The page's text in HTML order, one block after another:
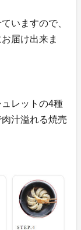
いますので、
届け出来ま
レットの4種
汁溢れる焼売